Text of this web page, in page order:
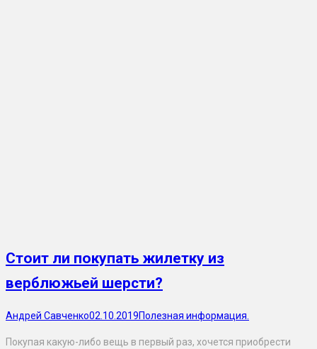
Стоит ли покупать жилетку из
верблюжьей шерсти?
Андрей Савченко02.10.2019Полезная информация.
Покупая какую-либо вещь в первый раз, хочется приобрести